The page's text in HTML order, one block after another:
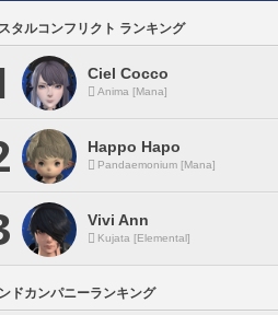
タルコンフリクト ランキング
Ciel Cocco
Anima [Mana]
Happo Hapo
Pandaemonium [Mana]
Vivi Ann
Kujata [Elemental]
ドカンパニーランキング